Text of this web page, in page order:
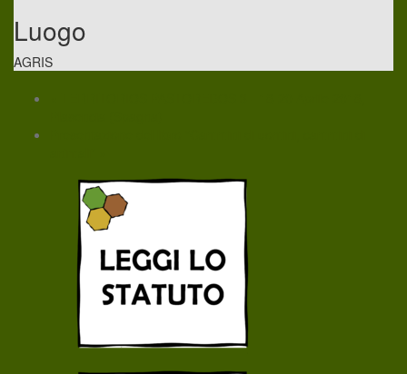
Luogo
AGRIS